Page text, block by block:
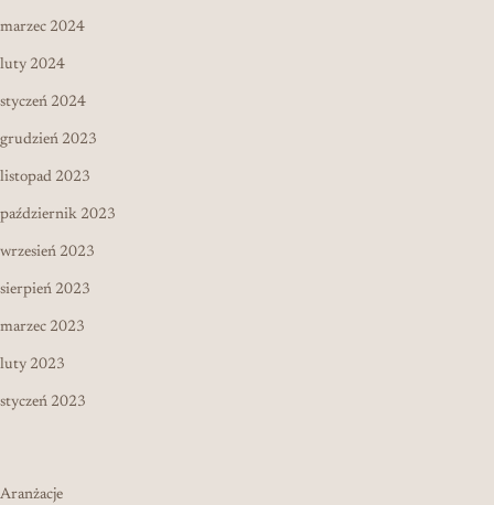
marzec 2024
luty 2024
styczeń 2024
grudzień 2023
listopad 2023
październik 2023
wrzesień 2023
sierpień 2023
marzec 2023
luty 2023
styczeń 2023
Aranżacje